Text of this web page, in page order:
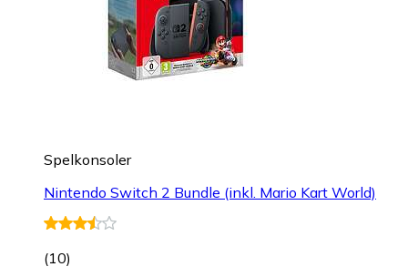
Spelkonsoler
Nintendo Switch 2 Bundle (inkl. Mario Kart World)
(10)